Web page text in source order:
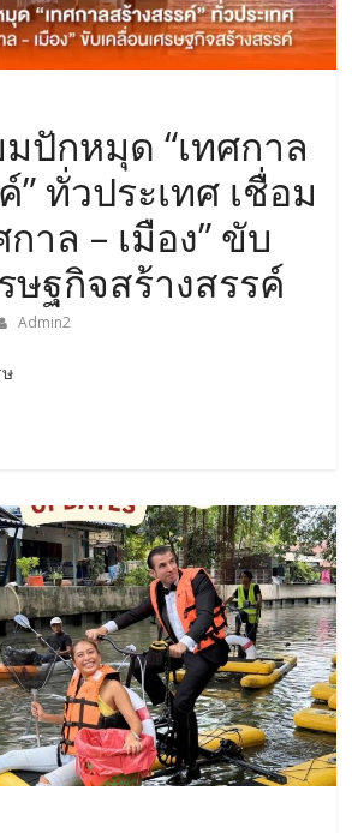
มปักหมุด “เทศกาล
” ทั่วประเทศ เชื่อม
าล – เมือง” ขับ
ษฐกิจสร้างสรรค์
Admin2